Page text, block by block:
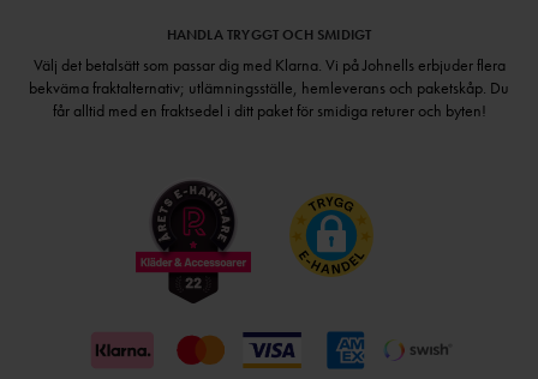
HANDLA TRYGGT OCH SMIDIGT
Välj det betalsätt som passar dig med Klarna. Vi på Johnells erbjuder flera
bekväma fraktalternativ; utlämningsställe, hemleverans och paketskåp. Du
får alltid med en fraktsedel i ditt paket för smidiga returer och byten!